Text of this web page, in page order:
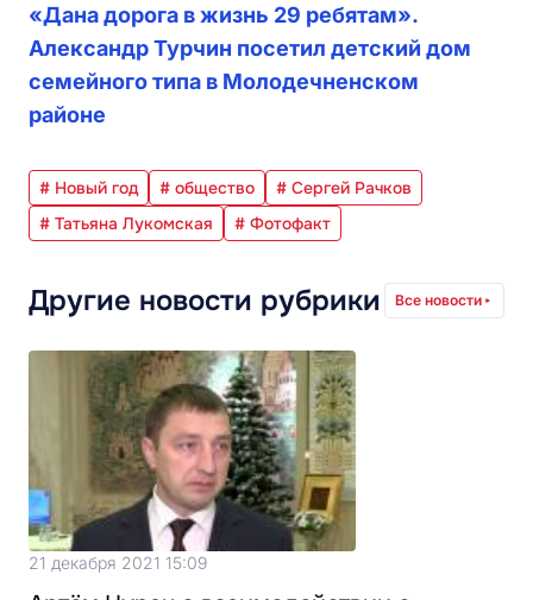
«Дана дорога в жизнь 29 ребятам».
Александр Турчин посетил детский дом
семейного типа в Молодечненском
районе
# Новый год # общество
# Сергей Рачков
# Татьяна Лукомская
# Фотофакт
Другие новости рубрики Все новости
21 декабря 2021 15:09